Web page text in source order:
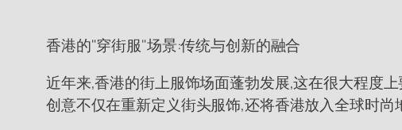
香港的"穿街服"场景:传统与创新的融合
近年来,香港的街上服饰场面蓬勃发展,这在很大程度
创意不仅在重新定义街头服饰,还将香港放入全球时尚